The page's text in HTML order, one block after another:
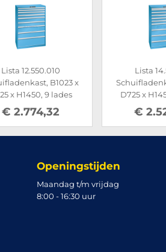
Lista 12.550.010
B1023 x
x H1450, 9 lades
€ 2.774,32
Lista
D725 x
€
Openingstijden
Maandag t/m vrijdag
8:00 - 16:30 uur